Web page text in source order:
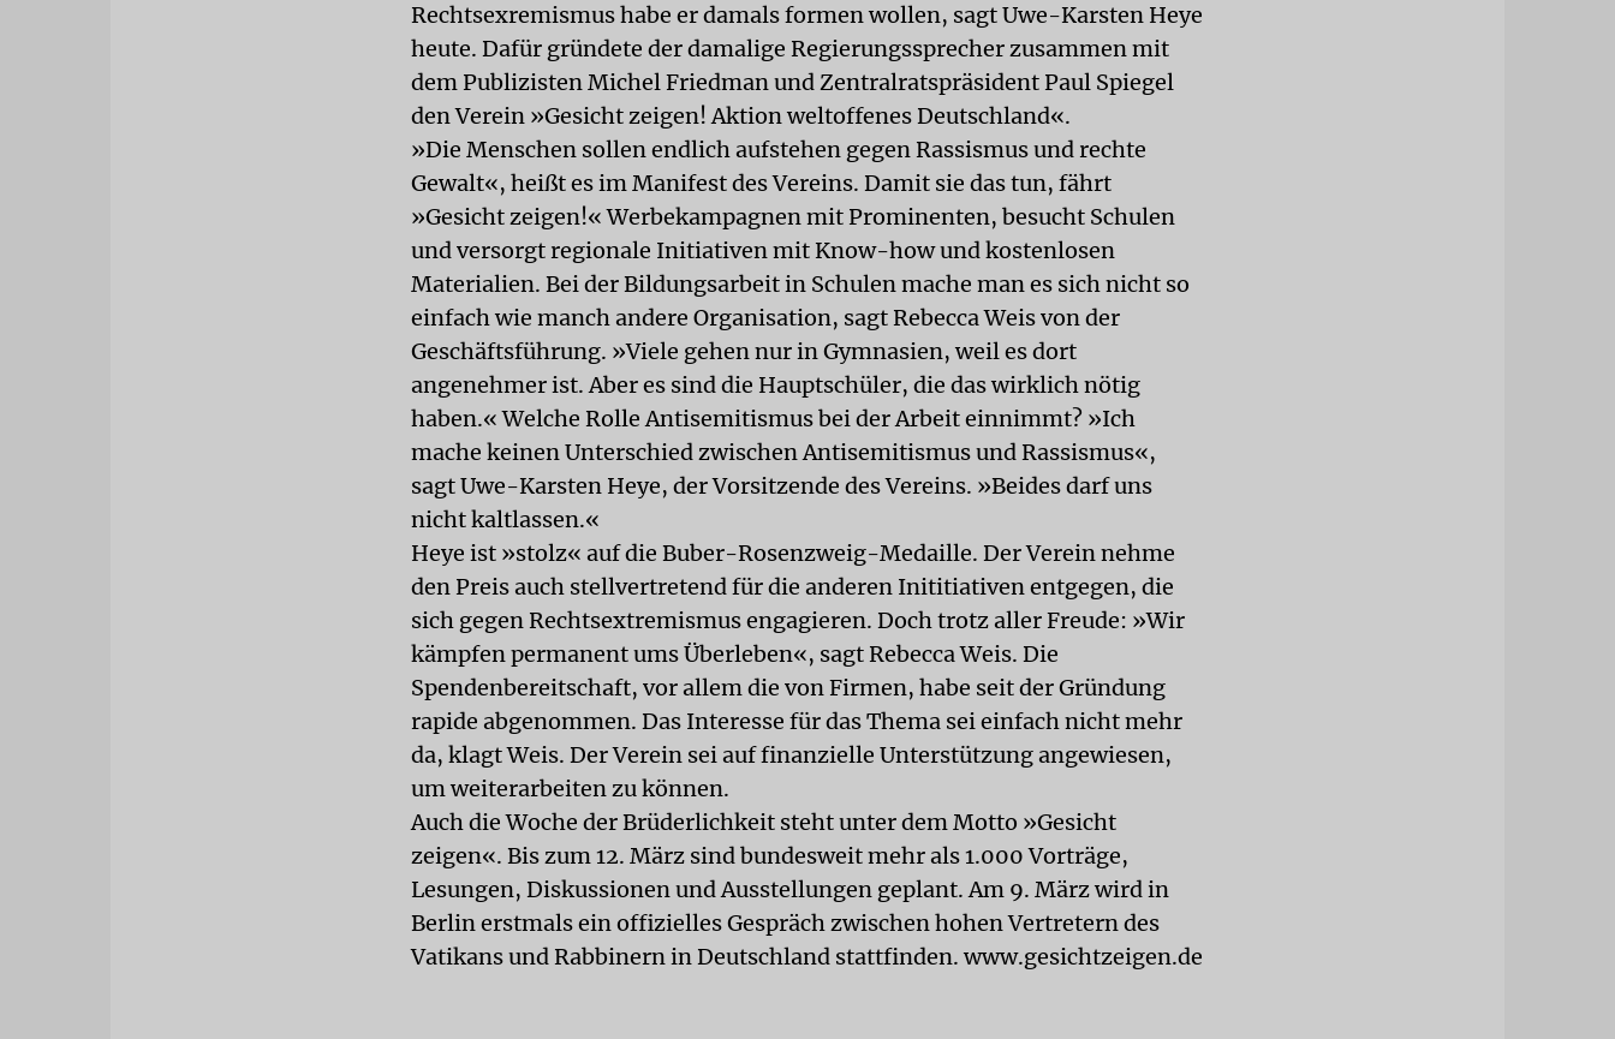
Rechtsexremismus habe er damals formen wollen, sagt Uwe-Karsten Heye
heute. Dafür gründete der damalige Regierungssprecher zusammen mit
dem Publizisten Michel Friedman und Zentralratspräsident Paul Spiegel
den Verein »Gesicht zeigen! Aktion weltoffenes Deutschland«.
»Die Menschen sollen endlich aufstehen gegen Rassismus und rechte
Gewalt«, heißt es im Manifest des Vereins. Damit sie das tun, fährt
»Gesicht zeigen!« Werbekampagnen mit Prominenten, besucht Schulen
und versorgt regionale Initiativen mit Know-how und kostenlosen
Materialien. Bei der Bildungsarbeit in Schulen mache man es sich nicht so
einfach wie manch andere Organisation, sagt Rebecca Weis von der
Geschäftsführung. »Viele gehen nur in Gymnasien, weil es dort
angenehmer ist. Aber es sind die Hauptschüler, die das wirklich nötig
haben.« Welche Rolle Antisemitismus bei der Arbeit einnimmt? »Ich
mache keinen Unterschied zwischen Antisemitismus und Rassismus«,
sagt Uwe-Karsten Heye, der Vorsitzende des Vereins. »Beides darf uns
nicht kaltlassen.«
Heye ist »stolz« auf die Buber-Rosenzweig-Medaille. Der Verein nehme
den Preis auch stellvertretend für die anderen Inititiativen entgegen, die
sich gegen Rechtsextremismus engagieren. Doch trotz aller Freude: »Wir
kämpfen permanent ums Überleben«, sagt Rebecca Weis. Die
Spendenbereitschaft, vor allem die von Firmen, habe seit der Gründung
rapide abgenommen. Das Interesse für das Thema sei einfach nicht mehr
da, klagt Weis. Der Verein sei auf finanzielle Unterstützung angewiesen,
um weiterarbeiten zu können.
Auch die Woche der Brüderlichkeit steht unter dem Motto »Gesicht
zeigen«. Bis zum 12. März sind bundesweit mehr als 1.000 Vorträge,
Lesungen, Diskussionen und Ausstellungen geplant. Am 9. März wird in
Berlin erstmals ein offizielles Gespräch zwischen hohen Vertretern des
Vatikans und Rabbinern in Deutschland stattfinden. www.gesichtzeigen.de